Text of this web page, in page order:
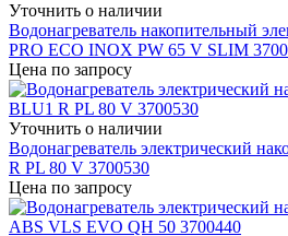
Уточнить о наличии
Водонагреватель накопительный
PRO ECO INOX PW 65 V SLIM
Цена по запросу
Уточнить о наличии
Водонагреватель электрический
R PL 80 V 3700530
Цена по запросу